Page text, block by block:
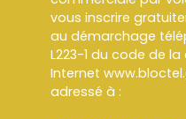
vous inscrire
au démarchage
L223-1 du code de
Internet
adressé à :